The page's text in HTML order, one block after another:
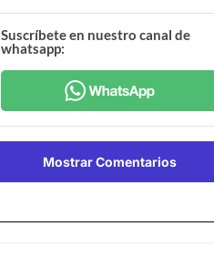
Suscríbete en nuestro canal de
whatsapp:
Mostrar Comentarios